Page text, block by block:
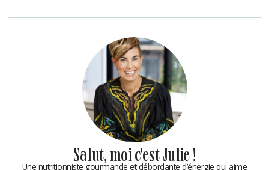
Salut, moi c'est Julie !
Une nutritionniste gourmande et débordante d’énergie qui aime